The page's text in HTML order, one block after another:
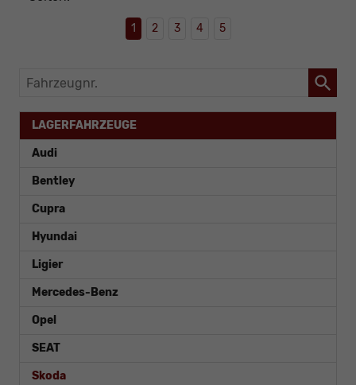
1 2 3 4 5
Fahrzeugnr.
LAGERFAHRZEUGE
Audi
Bentley
Cupra
Hyundai
Ligier
Mercedes-Benz
Opel
SEAT
Skoda